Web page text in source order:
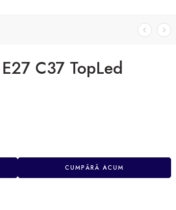
C37 TopLed
CUMPĂRĂ ACUM